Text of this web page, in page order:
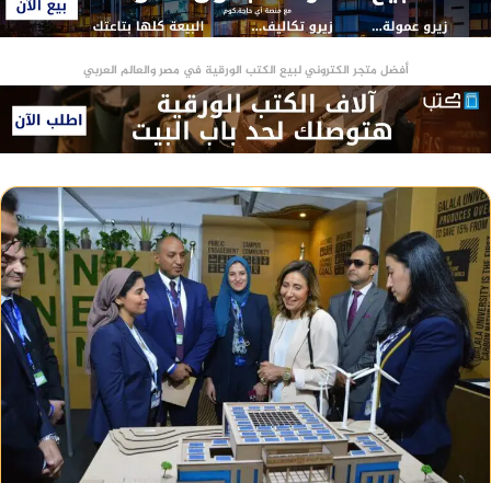
أفضل متجر الكتروني لبيع الكتب الورقية في مصر والعالم العربي